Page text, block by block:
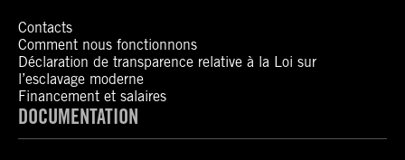
Contacts
Comment nous fonctionnons
Déclaration de transparence relative à la Loi sur
l’esclavage moderne
Financement et salaires
DOCUMENTATION